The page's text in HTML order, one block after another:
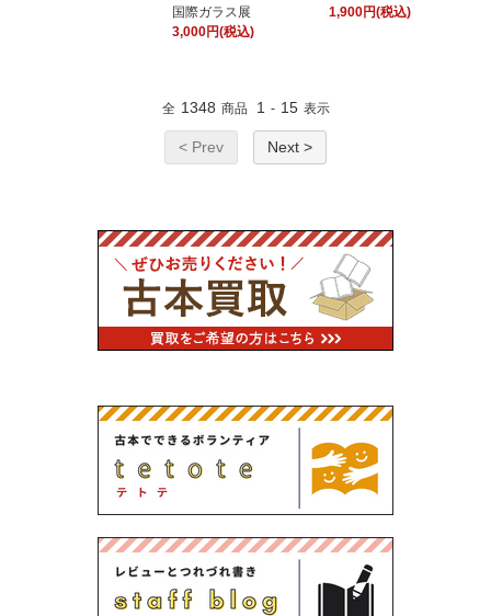
国際ガラス展
3,000円(税込)
1,900円(税込)
全 1348 商品 1 - 15 表示
< Prev Next >